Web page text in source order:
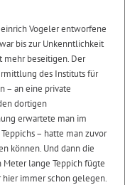
Vogeler entworfene
bis zur Unkenntlichkeit
beseitigen. Der
des Instituts für
– an eine private
dortigen
erwartete man im
– hatte man zuvor
können. Und dann die
lange Teppich fügte
hier immer schon gelegen.